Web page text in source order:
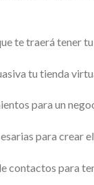
te traerá tener
tu tienda
para un
para crear
contactos para